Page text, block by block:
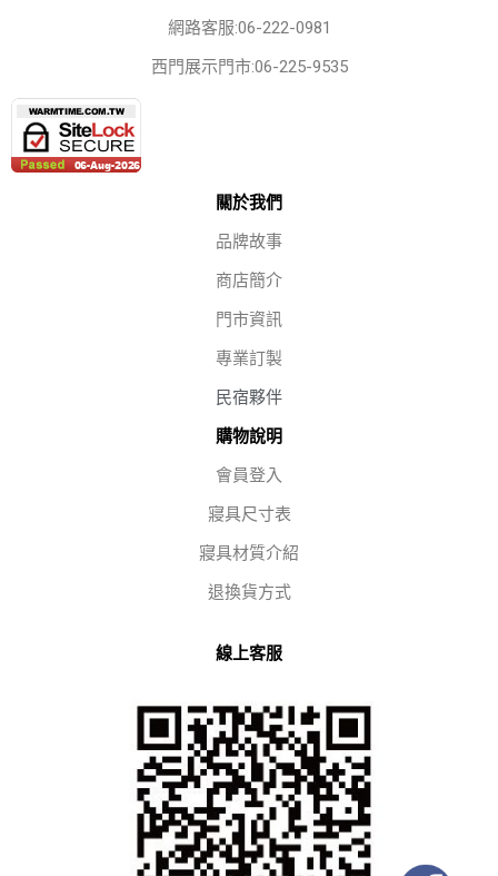
網路客服:06-222-0981
西門展示門市:06-225-9535
關於我們
品牌故事
商店簡介
門市資訊
專業訂製
民宿夥伴
購物說明
會員登入
寢具尺寸表
寢具材質介紹
退換貨方式
線上客服